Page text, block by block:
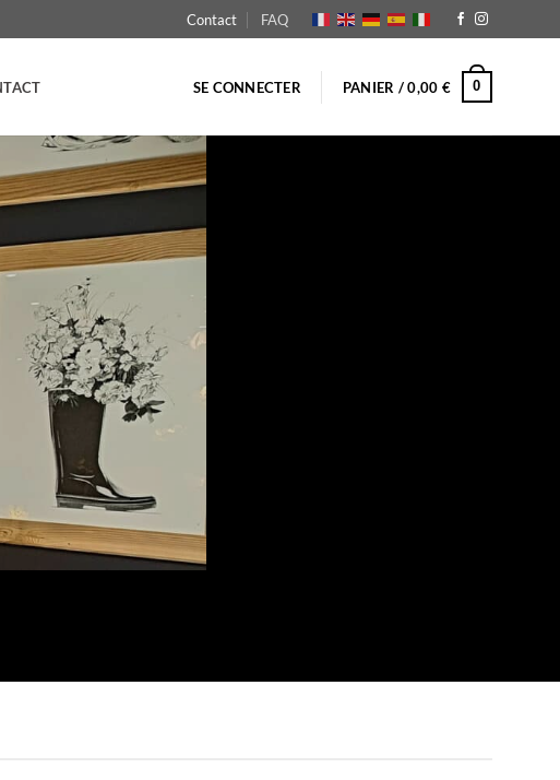
Contact FAQ
SE CONNECTER PANIER /0,00 € 0